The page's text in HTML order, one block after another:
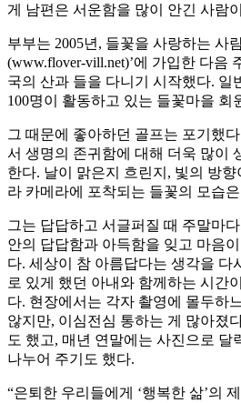
게 남편은 서운함을 많이 안긴 사람
부부는 2005년, 들꽃을 사랑하는 사
(www.flover-vill.net)’에 가입한 다음
국의 산과 들을 다니기 시작했다. 일
100명이 활동하고 있는 들꽃마을 회
그 때문에 좋아하던 골프는 포기했
서 생명의 존귀함에 대해 더욱 많이
한다. 날이 맑은지 흐린지, 빛의 방
라 카메라에 포착되는 들꽃의 모습
그는 답답하고 서글퍼질 때 주말마
안의 답답함과 아득함을 잊고 마음
다. 세상이 참 아름답다는 생각을 다
로 있게 했던 아내와 함께하는 시간
다. 현장에서는 각자 촬영에 몰두하
않지만, 이심전심 통하는 게 많아졌
도 했고, 매년 연말에는 사진으로 달
나누어 주기도 했다.
“은퇴한 우리들에게 ‘행복한 삶’의